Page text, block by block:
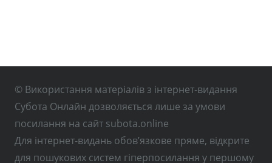
© Використання матеріалів з інтернет-видання
Субота Онлайн дозволяється лише за умови
посилання на сайт subota.online
Для інтернет-видань обов’язкове пряме, відкрите
для пошукових систем гіперпосилання у першому